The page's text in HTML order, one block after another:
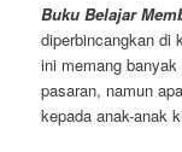
Buku Belajar
diperbincangkan di
ini memang
pasaran, namun
kepada anak-anak